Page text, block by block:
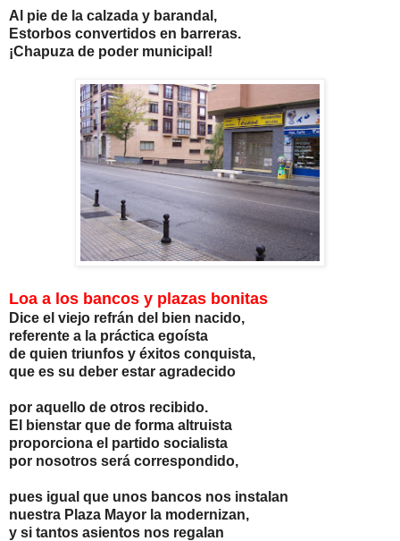
Al pie de la calzada y barandal,
Estorbos convertidos en barreras.
¡Chapuza de poder municipal!
Loa a los bancos y plazas bonitas
Dice el viejo refrán del bien nacido,
referente a la práctica egoísta
de quien triunfos y éxitos conquista,
que es su deber estar agradecido
por aquello de otros recibido.
El bienstar que de forma altruista
proporciona el partido socialista
por nosotros será correspondido,
pues igual que unos bancos nos instalan
nuestra Plaza Mayor la modernizan,
y si tantos asientos nos regalan